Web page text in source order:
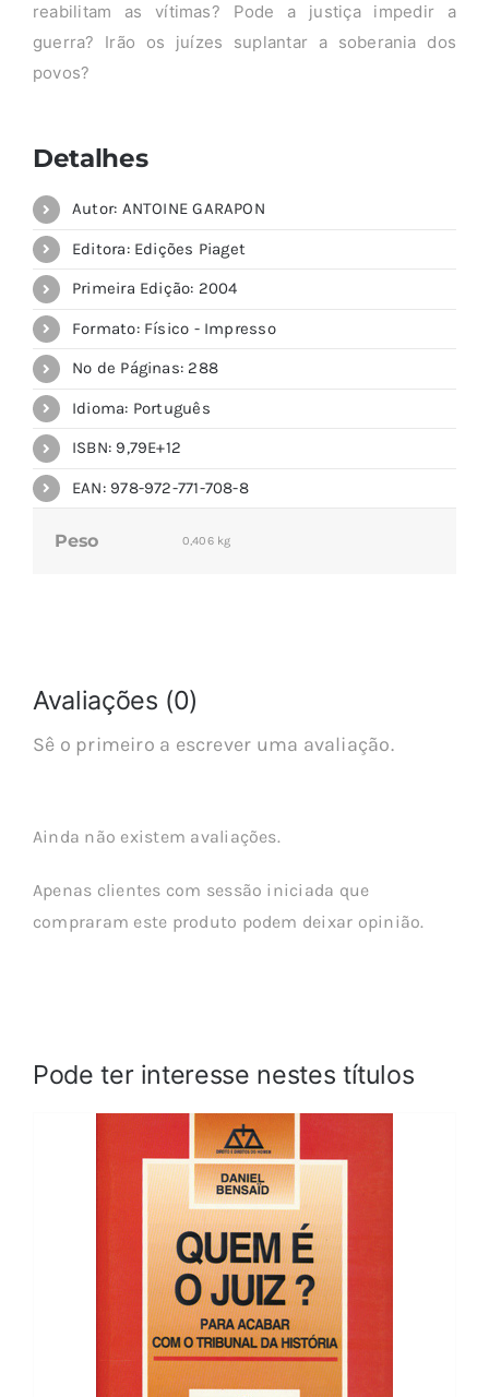
reabilitam as vítimas? Pode a justiça impedir a
guerra? Irão os juízes suplantar a soberania dos
povos?
Detalhes
Autor: ANTOINE GARAPON
Editora: Edições Piaget
Primeira Edição: 2004
Formato: Físico - Impresso
Nº de Páginas: 288
Idioma: Português
ISBN: 9,79E+12
EAN: 978-972-771-708-8
Peso 0,406 kg
Avaliações (0)
Sê o primeiro a escrever uma avaliação.
Ainda não existem avaliações.
Apenas clientes com sessão iniciada que
compraram este produto podem deixar opinião.
Pode ter interesse nestes títulos